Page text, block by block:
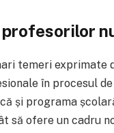
temeri
în procesul
și programa
să ofere un cadru